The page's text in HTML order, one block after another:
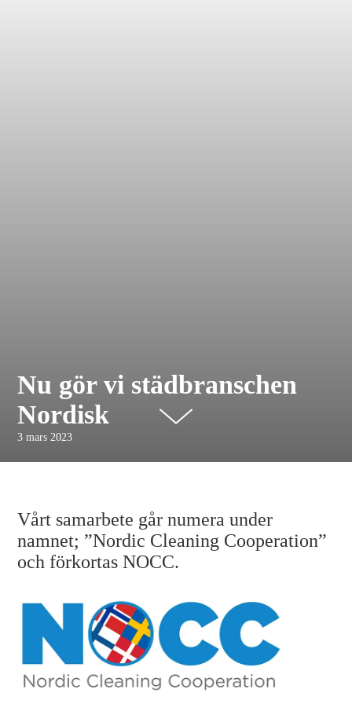
Nu gör vi städbranschen
Nordisk
3 mars 2023
Vårt samarbete går numera under
namnet; ”Nordic Cleaning Cooperation”
och förkortas NOCC.